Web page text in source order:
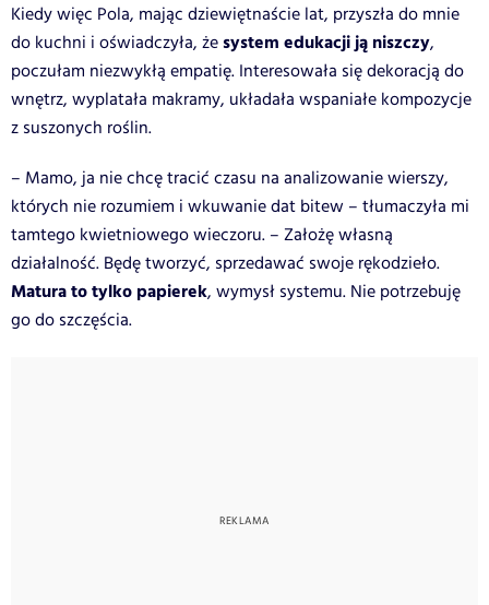
Kiedy więc Pola, mając dziewiętnaście lat, przyszła do mnie
do kuchni i oświadczyła, żesystem edukacji ją niszczy,
poczułam niezwykłą empatię. Interesowała się dekoracją do
wnętrz, wyplatała makramy, układała wspaniałe kompozycje
z suszonych roślin.
– Mamo, ja nie chcę tracić czasu na analizowanie wierszy,
których nie rozumiem i wkuwanie dat bitew – tłumaczyła mi
tamtego kwietniowego wieczoru. – Założę własną
działalność. Będę tworzyć, sprzedawać swoje rękodzieło.
Matura to tylko papierek, wymysł systemu. Nie potrzebuję
go do szczęścia.